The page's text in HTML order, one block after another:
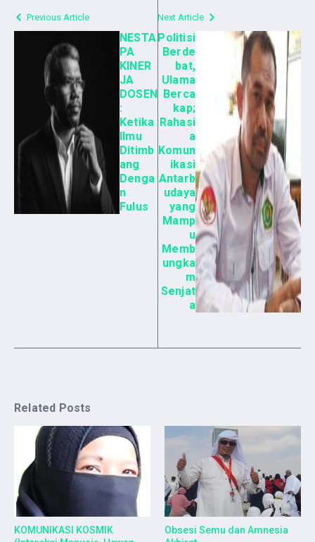
Previous Article
NESTA
PA
KINER
JA
DOSEN
:
Ketika
Ilmu
Ditimb
ang
Denga
n
Fulus
Next Article
Politisi
Berde
bat,
Ulama
Berca
kap;
Rahasi
a
Komun
ikasi
Antarb
udaya
yang
Mamp
u
Memb
ungka
m
Senjat
a
Related Posts
KOMUNIKASI KOSMIK
Obsesi Semu dan Amnesia